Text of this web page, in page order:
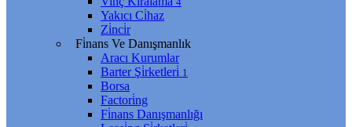
Yakıcı Ci̇haz
Zi̇nci̇r
Fi̇nans Ve Danışmanlık
Aracı Kurumlar
Barter Şi̇rketleri̇ 1
Borsa
Factori̇ng
Fi̇nans Danışmanlığı